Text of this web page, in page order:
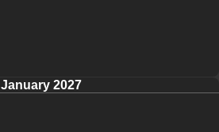
January 2027